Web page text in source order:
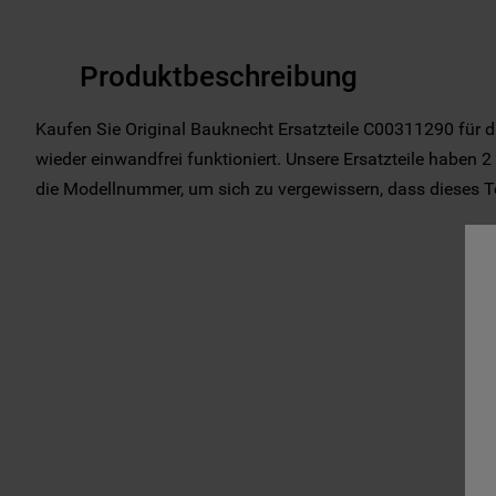
Produktbeschreibung
Kaufen Sie Original Bauknecht Ersatzteile C00311290 für
wieder einwandfrei funktioniert. Unsere Ersatzteile haben
die Modellnummer, um sich zu vergewissern, dass dieses